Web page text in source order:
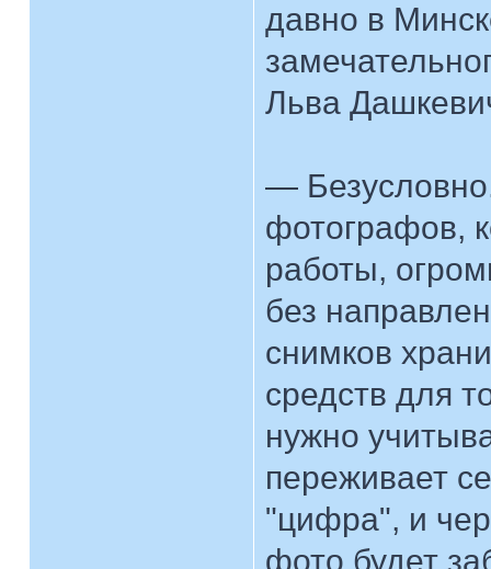
давно в
Льва
—
фотографов,
работы,
без
снимков
средств для
нужно
переживает
"цифра", и
фото будет